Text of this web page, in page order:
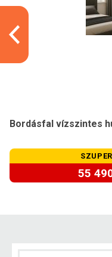
Bordásfal vízszintes
55